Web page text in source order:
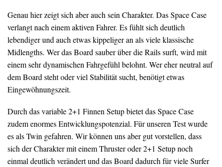
Genau hier zeigt sich aber auch sein Charakter. Das Space Case
verlangt nach einem aktiven Fahrer. Es fühlt sich deutlich
lebendiger und auch etwas kippeliger an als viele klassische
Midlengths. Wer das Board sauber über die Rails surft, wird mit
einem sehr dynamischen Fahrgefühl belohnt. Wer eher neutral auf
dem Board steht oder viel Stabilität sucht, benötigt etwas
Eingewöhnungszeit.
Durch das variable 2+1 Finnen Setup bietet das Space Case
zudem enormes Entwicklungspotenzial. Für unseren Test wurde
es als Twin gefahren. Wir können uns aber gut vorstellen, dass
sich der Charakter mit einem Thruster oder 2+1 Setup noch
einmal deutlich verändert und das Board dadurch für viele Surfer